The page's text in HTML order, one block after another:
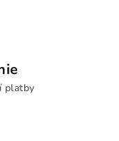
platby